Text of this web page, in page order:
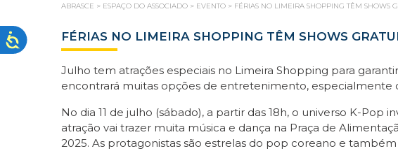
ABRASCE > ESPAÇO DO ASSOCIADO > EVENTO > FÉRIAS NO LIMEIRA SHOPPING TÊM SHOWS
FÉRIAS NO LIMEIRA SHOPPING TÊM SHOWS
Julho tem atrações especiais no Limeira Shopping para
encontrará muitas opções de entretenimento, especialmente
No dia 11 de julho (sábado), a partir das 18h, o universo K-Pop
atração vai trazer muita música e dança na Praça de
2025. As protagonistas são estrelas do pop coreano e também